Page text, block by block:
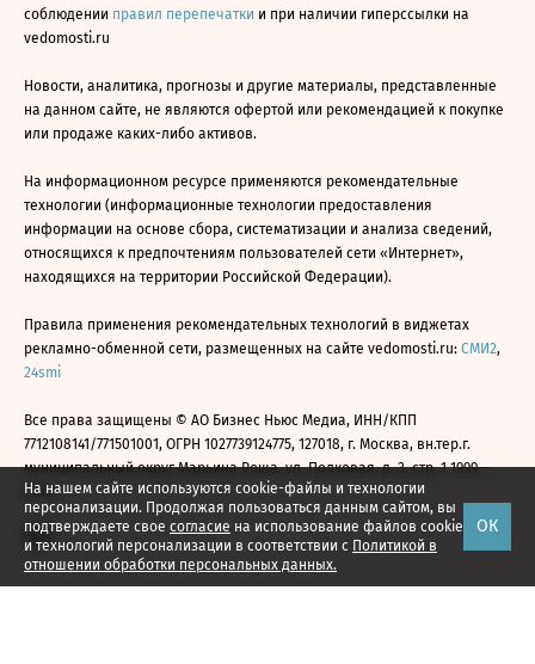
На нашем сайте используются cookie-файлы и технологии
персонализации. Продолжая пользоваться данным сайтом, вы
подтверждаете свое согласие на использование файлов cookie
и технологий персонализации в соответствии с Политикой в
отношении обработки персональных данных.
ОК
соблюдении правил перепечатки и при наличии гиперссылки на
vedomosti.ru
Новости, аналитика, прогнозы и другие материалы, представленные
на данном сайте, не являются офертой или рекомендацией к покупке
или продаже каких-либо активов.
На информационном ресурсе применяются рекомендательные
технологии (информационные технологии предоставления
информации на основе сбора, систематизации и анализа сведений,
относящихся к предпочтениям пользователей сети «Интернет»,
находящихся на территории Российской Федерации).
Правила применения рекомендательных технологий в виджетах
рекламно-обменной сети, размещенных на сайте vedomosti.ru: СМИ2,
24smi
Все права защищены © АО Бизнес Ньюс Медиа, ИНН/КПП
7712108141/771501001, ОГРН 1027739124775, 127018, г. Москва, вн.тер.г.
муниципальный округ Марьина Роща, ул. Полковая, д. 3, стр. 1 1999—
2026